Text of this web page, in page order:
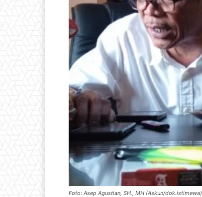
Foto: Asep Agustian, SH., MH (Askun/dok.istimewa)